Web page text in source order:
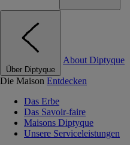
Über Diptyque
About Diptyque
Die Maison Entdecken
Das Erbe
Das Savoir-faire
Maisons Diptyque
Unsere Serviceleistungen